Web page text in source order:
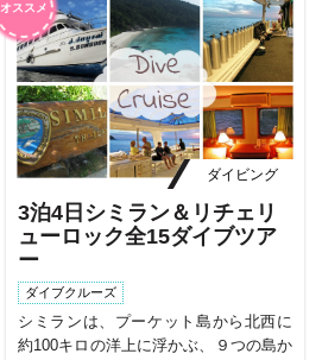
ダイビング
オススメ
3泊4日シミラン＆リチェリ
ューロック全15ダイブツア
ー
ダイブクルーズ
シミランは、プーケット島から北西に
約100キロの洋上に浮かぶ、９つの島か